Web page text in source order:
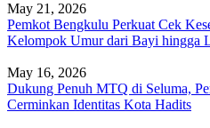
May 21, 2026
Pemkot Bengkulu Perkuat Cek
Kelompok Umur dari Bayi hingga
May 16, 2026
Dukung Penuh MTQ di Seluma,
Cerminkan Identitas Kota Hadits